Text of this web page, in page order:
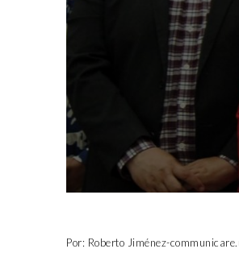
Por: Roberto Jiménez-